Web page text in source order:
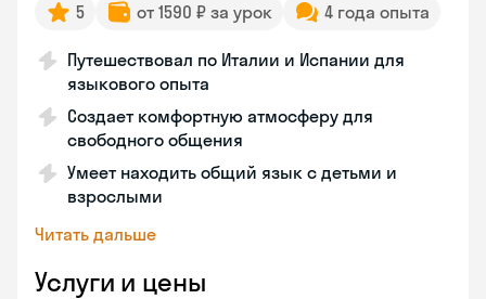
5 от 1590 ₽ за урок 4 года опыта
Путешествовал по Италии и Испании для
языкового опыта
Создает комфортную атмосферу для
свободного общения
Умеет находить общий язык с детьми и
взрослыми
Читать дальше
Услуги и цены